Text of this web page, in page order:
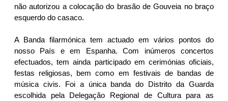
não autorizou a colocação do brasão de Gouveia no braço
esquerdo do casaco.
A Banda filarmónica tem actuado em vários pontos do
nosso País e em Espanha. Com inúmeros concertos
efectuados, tem ainda participado em cerimónias oficiais,
festas religiosas, bem como em festivais de bandas de
música civis. Foi a única banda do Distrito da Guarda
escolhida pela Delegação Regional de Cultura para as